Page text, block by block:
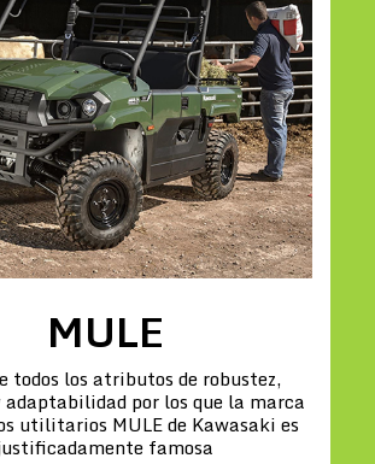
MULE
todos los atributos de robustez,
por los que la marca
utilitarios MULE de Kawasaki es
famosa